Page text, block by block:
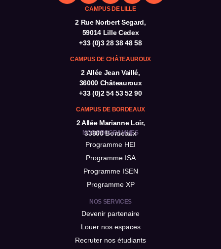
CAMPUS DE LILLE
2 Rue Norbert Segard,
59014 Lille Cedex
+33 (0)3 28 38 48 58
CAMPUS DE CHÂTEAUROUX
2 Allée Jean Vaillé,
36000 Châteauroux
+33 (0)2 54 53 52 90
CAMPUS DE BORDEAUX
2 Allée Marianne Loir,
33800 Bordeaux
NOS PROGRAMMES
Programme HEI
Programme ISA
Programme ISEN
Programme XP
NOS SERVICES
Devenir partenaire
Louer nos espaces
Recruter nos étudiants